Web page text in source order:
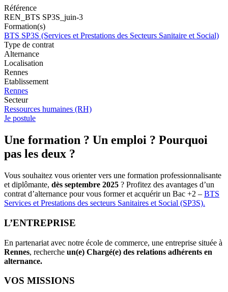
Référence
REN_BTS SP3S_juin-3
Formation(s)
BTS SP3S (Services et Prestations des Secteurs Sanitaire et Social)
Type de contrat
Alternance
Localisation
Rennes
Etablissement
Rennes
Secteur
Ressources humaines (RH)
Je postule
Une formation ? Un emploi ? Pourquoi
pas les deux ?
Vous souhaitez vous orienter vers une formation professionnalisante
et diplômante, dès septembre 2025 ? Profitez des avantages d’un
contrat d’alternance pour vous former et acquérir un Bac +2 – BTS
Services et Prestations des secteurs Sanitaires et Social (SP3S).
L’ENTREPRISE
En partenariat avec notre école de commerce, une entreprise située à
Rennes, recherche un(e) Chargé(e) des relations adhérents en
alternance.
VOS MISSIONS